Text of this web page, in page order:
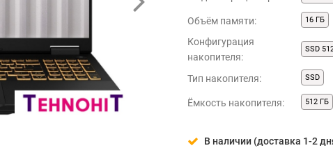
Объём памяти: 16 ГБ
Конфигурация
накопителя:
SSD
Тип накопителя: SSD
Ёмкость накопителя: 512 ГБ
В наличии (доставка 1-2